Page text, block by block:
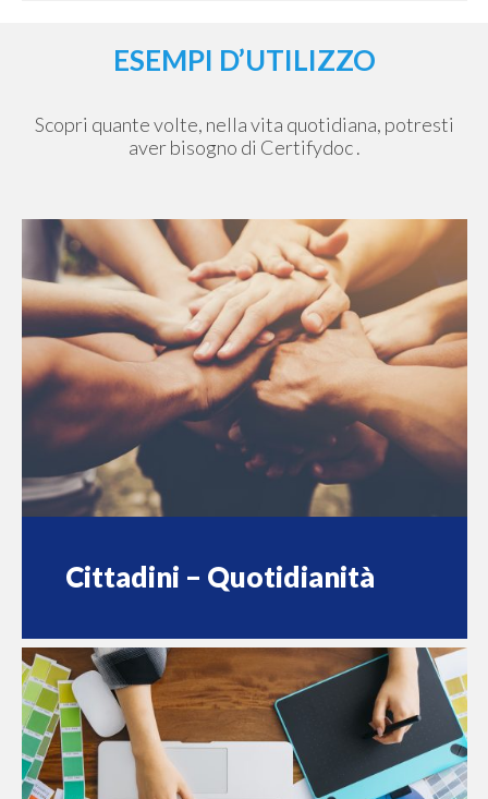
ESEMPI D’UTILIZZO
Scopri quante volte, nella vita quotidiana, potresti
aver bisogno di Certifydoc .
Cittadini – Quotidianità